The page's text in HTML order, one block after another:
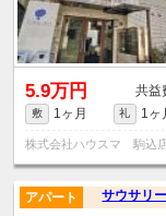
5.9万円
敷 1ヶ月 礼 1ヶ
株式会社ハウスマ 駒込
サウサリ
アパート